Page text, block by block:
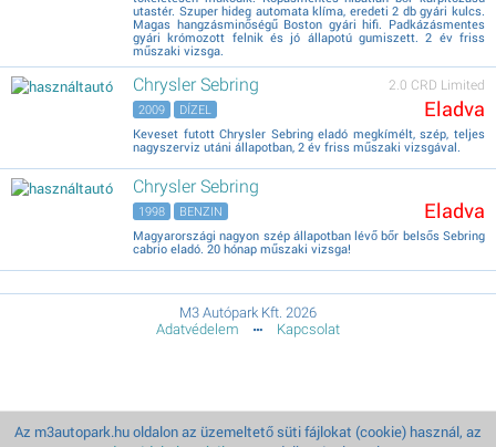
utastér. Szuper hideg automata klíma, eredeti 2 db gyári kulcs.
Magas hangzásminőségű Boston gyári hifi. Padkázásmentes
gyári krómozott felnik és jó állapotú gumiszett. 2 év friss
műszaki vizsga.
Chrysler Sebring 2.0 CRD Limited
Eladva
2009 DÍZEL
Keveset futott Chrysler Sebring eladó megkímélt, szép, teljes
nagyszerviz utáni állapotban, 2 év friss műszaki vizsgával.
Chrysler Sebring
Eladva
1998 BENZIN
Magyarországi nagyon szép állapotban lévő bőr belsős Sebring
cabrio eladó. 20 hónap műszaki vizsga!
M3 Autópark Kft. 2026
Adatvédelem
Kapcsolat
Az m3autopark.hu oldalon az üzemeltető süti fájlokat (cookie) használ, az